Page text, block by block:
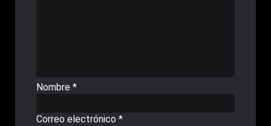
Nombre *
Correo electrónico *